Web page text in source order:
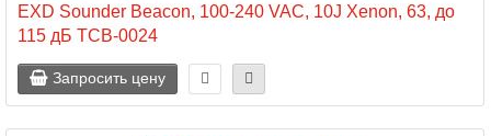
EXD Sounder Beacon, 100-240 VAC, 10J Xenon, 63, до
115 дБ TCB-0024
Запросить цену